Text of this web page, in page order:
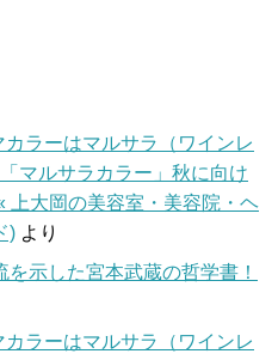
ラーはマルサラ（ワインレ
マルサラカラー」秋に向け
上大岡の美容室・美容院・ヘ
) より
示した宮本武蔵の哲学書！
ラーはマルサラ（ワインレ